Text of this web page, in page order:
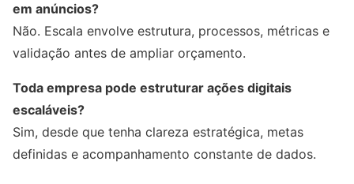
em anúncios?
Não. Escala envolve estrutura, processos, métricas e
validação antes de ampliar orçamento.
Toda empresa pode estruturar ações digitais
escaláveis?
Sim, desde que tenha clareza estratégica, metas
definidas e acompanhamento constante de dados.